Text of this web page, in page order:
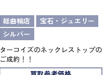
総曲輪店
宝石・ジュエリー
シルバー
ターコイズのネックレストップの
ご成約！！